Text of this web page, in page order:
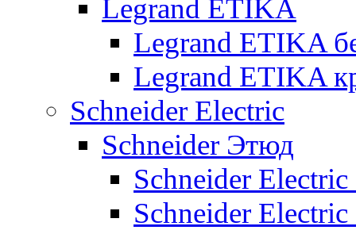
Legrand ETIKA
Legrand ETIKA
Legrand ETIKA
Schneider Electric
Schneider Этюд
Schneider
Schneider